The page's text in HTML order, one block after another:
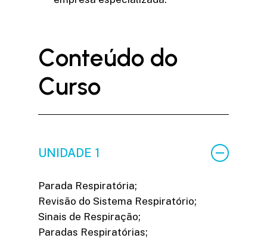
Conteúdo do
Curso
UNIDADE 1
Parada Respiratória;
Revisão do Sistema Respiratório;
Sinais de Respiração;
Paradas Respiratórias;